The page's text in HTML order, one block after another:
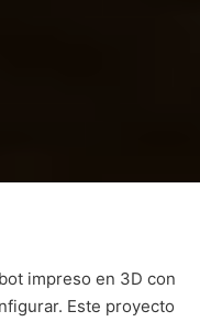
impreso en 3D con
Este proyecto